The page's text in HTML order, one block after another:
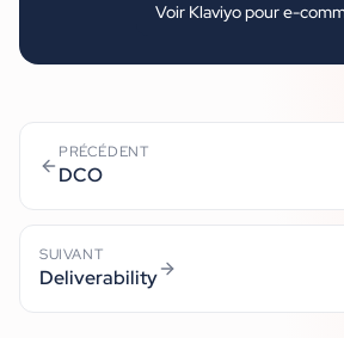
Voir Klaviyo pour e-
PRÉCÉDENT
DCO
SUIVANT
Deliverability